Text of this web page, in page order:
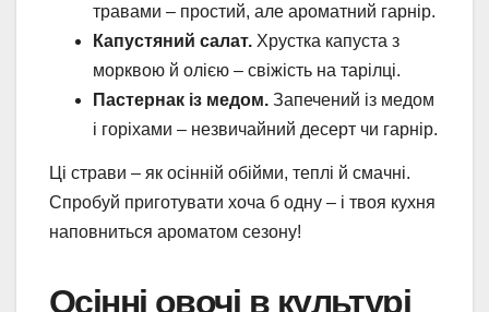
травами – простий, але ароматний гарнір.
Капустяний салат. Хрустка капуста з
морквою й олією – свіжість на тарілці.
Пастернак із медом. Запечений із медом
і горіхами – незвичайний десерт чи гарнір.
Ці страви – як осінній обійми, теплі й смачні.
Спробуй приготувати хоча б одну – і твоя кухня
наповниться ароматом сезону!
Осінні овочі в культурі